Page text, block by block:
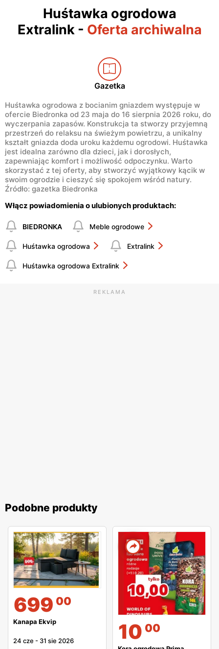
Huśtawka ogrodowa
Extralink- Oferta archiwalna
Gazetka
Huśtawka ogrodowa z bocianim gniazdem występuje w
ofercie Biedronka od 23 maja do 16 sierpnia 2026 roku, do
wyczerpania zapasów. Konstrukcja ta stworzy przyjemną
przestrzeń do relaksu na świeżym powietrzu, a unikalny
kształt gniazda doda uroku każdemu ogrodowi. Huśtawka
jest idealna zarówno dla dzieci, jak i dorosłych,
zapewniając komfort i możliwość odpoczynku. Warto
skorzystać z tej oferty, aby stworzyć wyjątkowy kącik w
swoim ogrodzie i cieszyć się spokojem wśród natury.
Źródło: gazetka Biedronka
Włącz powiadomienia o ulubionych produktach:
BIEDRONKA Meble ogrodowe
Huśtawka ogrodowa Extralink
Huśtawka ogrodowa Extralink
REKLAMA
Podobne produkty
699 00
Kanapa Ekvip
24 cze - 31 sie 2026 10 00